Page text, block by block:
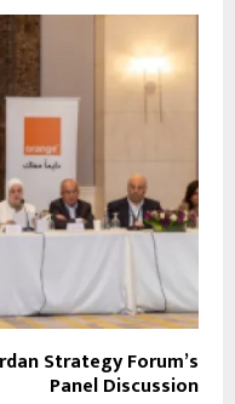
Strategy Forum’s
Panel Discussion